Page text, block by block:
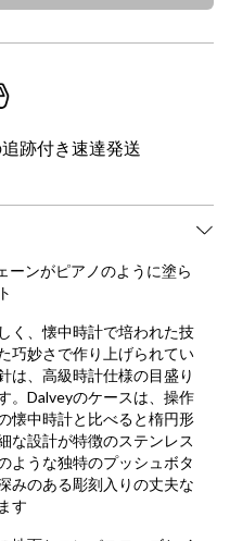
跡付き速達発送
ーンがピアノのように塗ら
く、懐中時計で培われた技
巧妙さで作り上げられてい
は、高級時計仕様の目盛り
。Dalveyのケースは、操作
懐中時計と比べると楕円形
な設計が特徴のステンレス
ような独特のプッシュボタ
みのある彫刻入りの丈夫な
す